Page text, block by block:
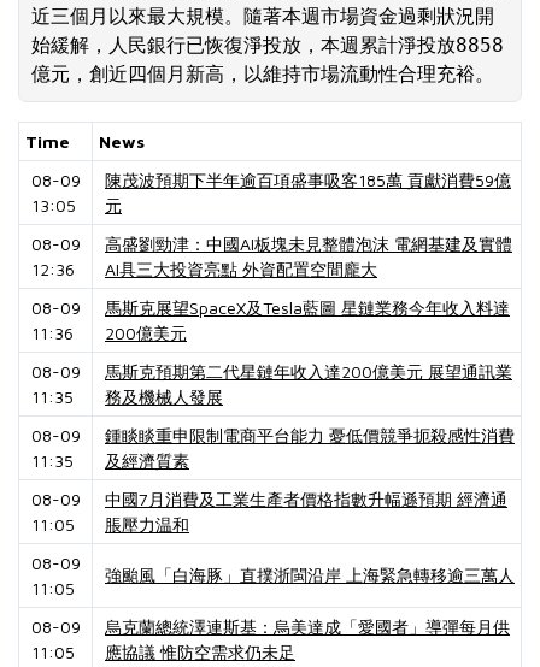
近三個月以來最大規模。隨著本週市場資金過剩狀況開
始緩解，人民銀行已恢復淨投放，本週累計淨投放8858
億元，創近四個月新高，以維持市場流動性合理充裕。
Time
News
08-09
13:05
陳茂波預期下半年逾百項盛事吸客185萬 貢獻消費59億
元
08-09
12:36
高盛劉勁津：中國AI板塊未見整體泡沫 電網基建及實體
AI具三大投資亮點 外資配置空間龐大
08-09
11:36
馬斯克展望SpaceX及Tesla藍圖 星鏈業務今年收入料達
200億美元
08-09
11:35
馬斯克預期第二代星鏈年收入達200億美元 展望通訊業
務及機械人發展
08-09
11:35
鍾睒睒重申限制電商平台能力 憂低價競爭扼殺感性消費
及經濟質素
08-09
11:05
中國7月消費及工業生產者價格指數升幅遜預期 經濟通
脹壓力温和
08-09
11:05
強颱風「白海豚」直撲浙閩沿岸 上海緊急轉移逾三萬人
08-09
11:05
烏克蘭總統澤連斯基：烏美達成「愛國者」導彈每月供
應協議 惟防空需求仍未足